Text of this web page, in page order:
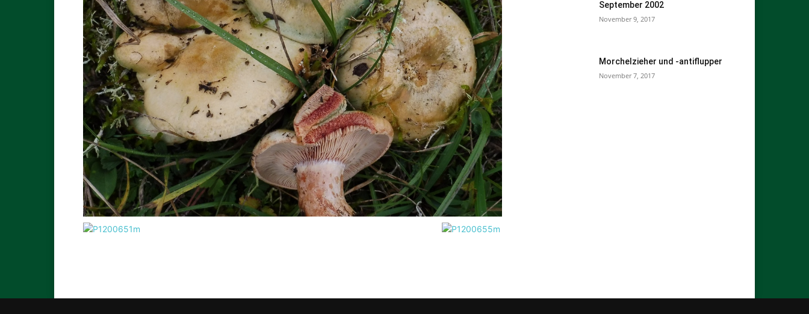
September 2002
November 9, 2017
Morchelzieher und -antiflupper
November 7, 2017